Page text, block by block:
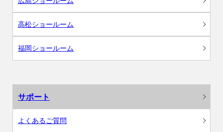
高松ショールーム
福岡ショールーム
サポート
よくあるご質問